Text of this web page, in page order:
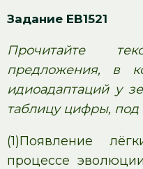
Задание EB1521
Прочитайте
предложения, в
идиоадаптаций у
таблицу цифры, под
(1)Появление
процессе